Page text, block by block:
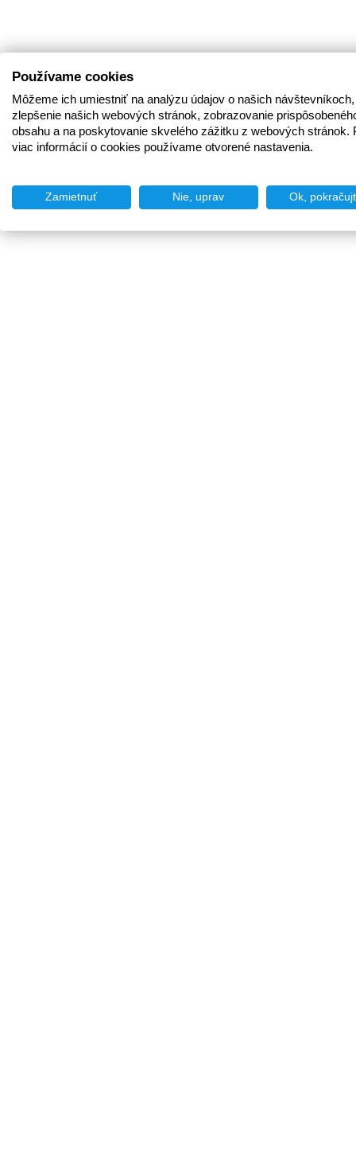
Používame cookies
Môžeme ich umiestniť na analýzu údajov o našich
zlepšenie našich webových stránok, zobrazovanie
obsahu a na poskytovanie skvelého zážitku z webových stránok.
viac informácií o cookies používame otvorené nastavenia.
Zamietnuť Nie, uprav Ok,